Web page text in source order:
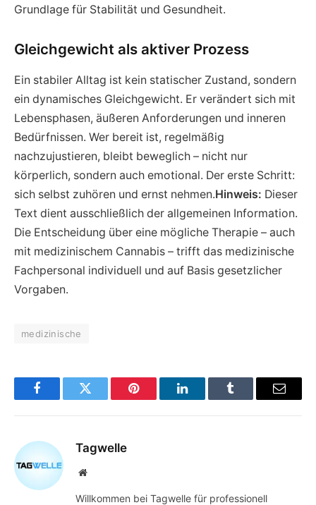
Grundlage für Stabilität und Gesundheit.
Gleichgewicht als aktiver Prozess
Ein stabiler Alltag ist kein statischer Zustand, sondern
ein dynamisches Gleichgewicht. Er verändert sich mit
Lebensphasen, äußeren Anforderungen und inneren
Bedürfnissen. Wer bereit ist, regelmäßig
nachzujustieren, bleibt beweglich – nicht nur
körperlich, sondern auch emotional. Der erste Schritt:
sich selbst zuhören und ernst nehmen.Hinweis: Dieser
Text dient ausschließlich der allgemeinen Information.
Die Entscheidung über eine mögliche Therapie – auch
mit medizinischem Cannabis – trifft das medizinische
Fachpersonal individuell und auf Basis gesetzlicher
Vorgaben.
medizinische
FacebookTwitter Pinterest LinkedInTumblr Email
Tagwelle
Website
Willkommen bei Tagwelle für professionell